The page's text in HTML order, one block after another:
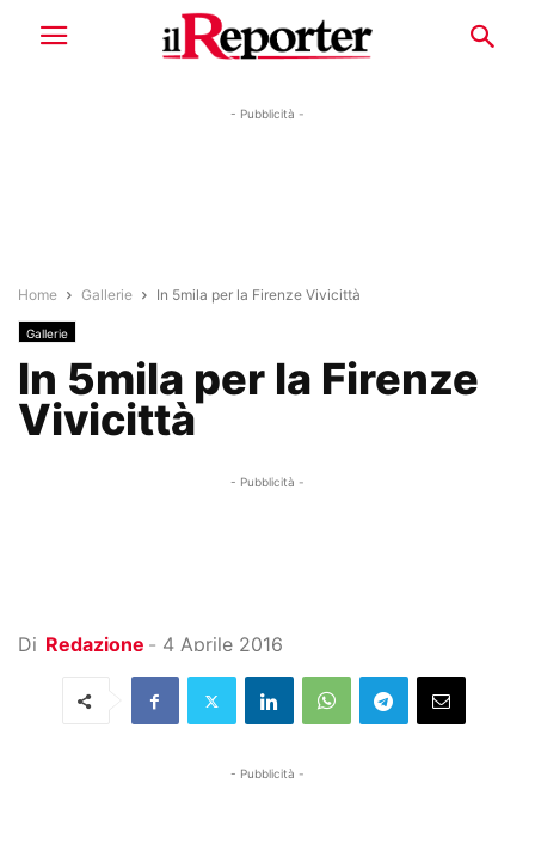
- Pubblicità -
Home Gallerie In 5mila per la Firenze Vivicittà
Gallerie
In 5mila per la Firenze
Vivicittà
- Pubblicità -
Di Redazione - 4 Aprile 2016
- Pubblicità -